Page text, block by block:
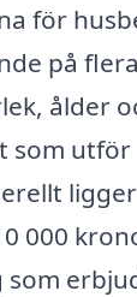
för
på
ålder
som utför
000